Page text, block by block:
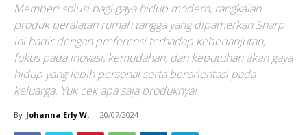
Memberi solusi bagi gaya hidup modern, rangkaian
produk peralatan rumah tangga yang dipamerkan Sharp
ini hadir dengan preferensi terhadap keberlanjutan,
fokus pada inovasi, kemudahan, dan kebutuhan akan gaya
hidup yang lebih personal serta berorientasi pada
keluarga. Yuk cek apa saja produknya!
By Johanna Erly W. - 20/07/2024